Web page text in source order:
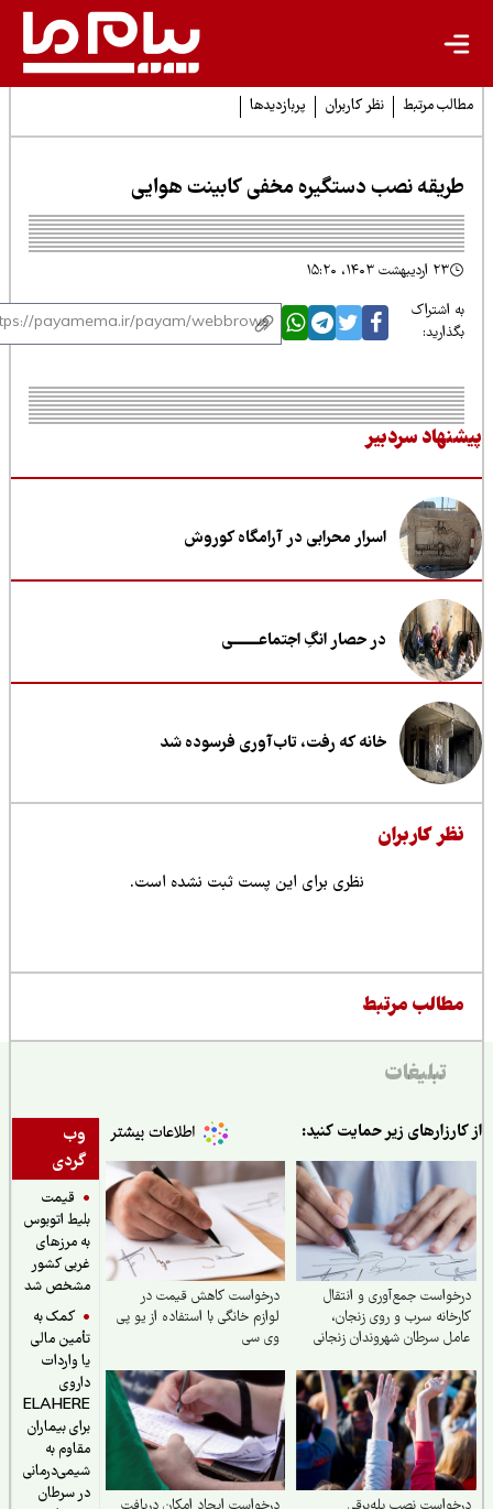
مرتبط نظر کاربران پربازدیدها
نصب دستگیره مخفی کابینت هوایی
اشتراک
سردبیر
اسرار محرابی در آرامگاه کوروش
در حصار انگِ اجتماعــــــــی
خانه که رفت، تاب‌آوری فرسوده شد
کاربران
نظری برای این پست ثبت نشده است.
مرتبط
تبلیغات
وب
گردی
قیمت
بلیط اتوبوس
به مرزهای
غربی کشور
مشخص شد
کمک به
تأمین مالی
یا واردات
داروی
ELAHERE
برای بیماران
مقاوم به
شیمی‌درمانی
در سرطان
زیر حمایت کنید:
جمع‌آوری و انتقال
سرب و روی زنجان،
سرطان شهروندان زنجانی
درخواست کاهش قیمت در
لوازم خانگی با استفاده از یو پی
وی سی